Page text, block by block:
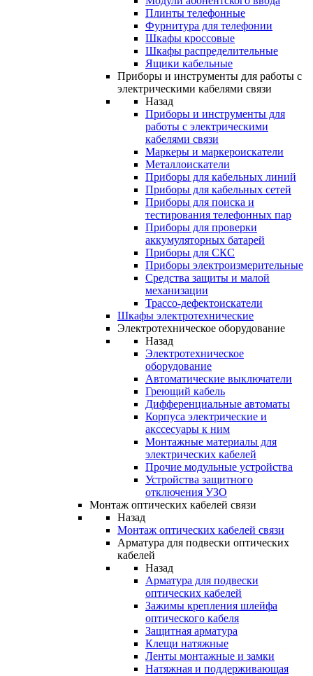
Плинты телефонные
Фурнитура для телефонии
Шкафы кроссовые
Шкафы распределительные
Ящики кабельные
Приборы и инструменты для работы с
электрическими кабелями связи
Назад
Приборы и инструменты для
работы с электрическими
кабелями связи
Маркеры и маркероискатели
Металлоискатели
Приборы для кабельных линий
Приборы для кабельных сетей
Приборы для поиска и
тестирования телефонных пар
Приборы для проверки
аккумуляторных батарей
Приборы для СКС
Приборы электроизмерительные
Средства защиты и малой
механизации
Трассо-дефектоискатели
Шкафы электротехнические
Электротехническое оборудование
Назад
Электротехническое
оборудование
Автоматические выключатели
Греющий кабель
Дифференциальные автоматы
Корпуса электрические и
акссесуары к ним
Монтажные материалы для
электрических кабелей
Прочие модульные устройства
Устройства защитного
отключения УЗО
Монтаж оптических кабелей связи
Назад
Монтаж оптических кабелей связи
Арматура для подвески оптических
кабелей
Назад
Арматура для подвески
оптических кабелей
Зажимы крепления шлейфа
оптического кабеля
Защитная арматура
Клещи натяжные
Ленты монтажные и замки
Натяжная и поддерживающая